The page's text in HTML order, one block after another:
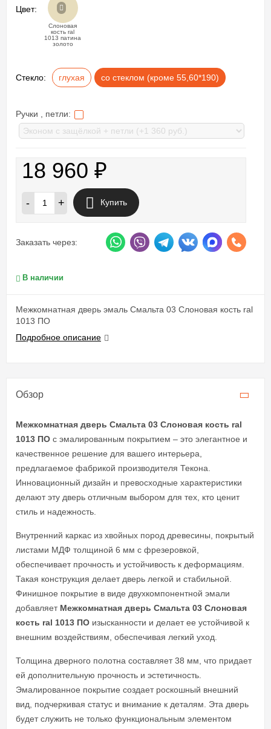
Цвет:
Слоновая
кость ral
1013 патина
золото
Стекло: глухая со стеклом (кроме 55,60*190)
Ручки , петли:
18 960 ₽
- + Купить
Заказать через:
В наличии
Межкомнатная дверь эмаль Смальта 03 Слоновая кость ral
1013 ПО
Подробное описание
Обзор
Межкомнатная дверь Смальта 03 Слоновая кость ral
1013 ПО с эмалированным покрытием – это элегантное и
качественное решение для вашего интерьера,
предлагаемое фабрикой производителя Текона.
Инновационный дизайн и превосходные характеристики
делают эту дверь отличным выбором для тех, кто ценит
стиль и надежность.
Внутренний каркас из хвойных пород древесины, покрытый
листами МДФ толщиной 6 мм с фрезеровкой,
обеспечивает прочность и устойчивость к деформациям.
Такая конструкция делает дверь легкой и стабильной.
Финишное покрытие в виде двухкомпонентной эмали
добавляет Межкомнатная дверь Смальта 03 Слоновая
кость ral 1013 ПО изысканности и делает ее устойчивой к
внешним воздействиям, обеспечивая легкий уход.
Толщина дверного полотна составляет 38 мм, что придает
ей дополнительную прочность и эстетичность.
Эмалированное покрытие создает роскошный внешний
вид, подчеркивая статус и внимание к деталям. Эта дверь
будет служить не только функциональным элементом